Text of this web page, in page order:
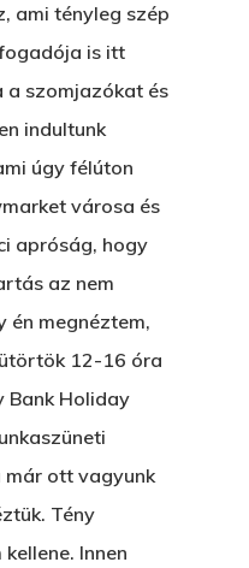
ami tényleg szép
is itt
szomjazókat és
indultunk
úgy félúton
városa és
apróság, hogy
az nem
én megnéztem,
12-16 óra
Bank Holiday
már ott vagyunk
Tény
Innen